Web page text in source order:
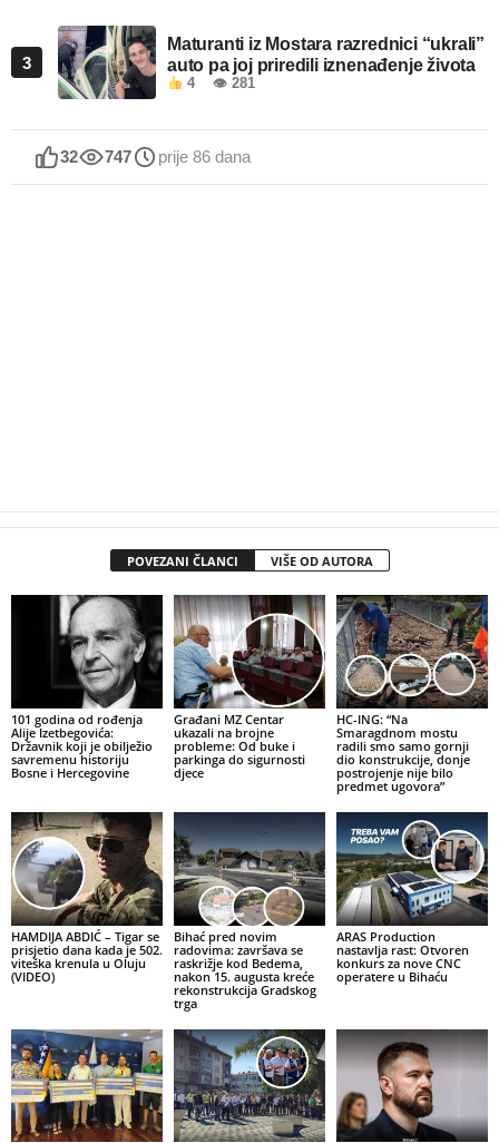
3
Maturanti iz Mostara razrednici “ukrali”
auto pa joj priredili iznenađenje života
4 👁 281
32 747 prije 86 dana
POVEZANI ČLANCI VIŠE OD AUTORA
101 godina od rođenja
Alije Izetbegovića:
Državnik koji je obilježio
savremenu historiju
Bosne i Hercegovine
Građani MZ Centar
ukazali na brojne
probleme: Od buke i
parkinga do sigurnosti
djece
HC-ING: “Na
Smaragdnom mostu
radili smo samo gornji
dio konstrukcije, donje
postrojenje nije bilo
predmet ugovora”
HAMDIJA ABDIĆ – Tigar se
prisjetio dana kada je 502.
viteška krenula u Oluju
(VIDEO)
Bihać pred novim
radovima: završava se
raskrižje kod Bedema,
nakon 15. augusta kreće
rekonstrukcija Gradskog
trga
ARAS Production
nastavlja rast: Otvoren
konkurs za nove CNC
operatere u Bihaću